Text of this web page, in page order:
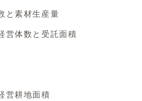
素材生産量
体数と受託面積
耕地面積